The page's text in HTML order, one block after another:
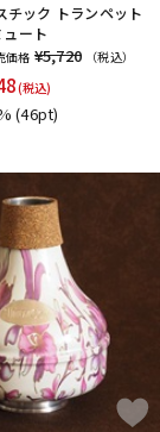
YANAGISAWA
オオハシ
Custom Brass
ELISE
Mouthpiece
BORGANI
チック トランペット
ート
価格 ¥5,720
（税込）
(税込)
(46pt)